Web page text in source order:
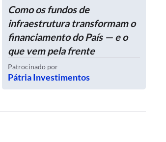
Como os fundos de
infraestrutura transformam o
financiamento do País — e o
que vem pela frente
Patrocinado por
Pátria Investimentos